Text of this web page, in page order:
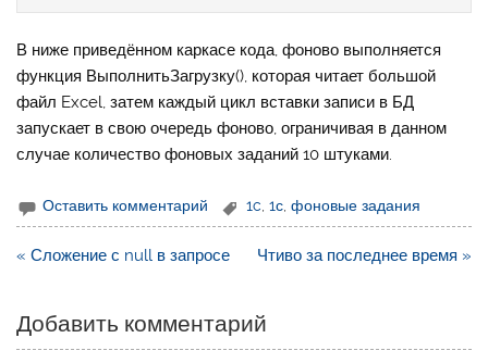
В ниже приведённом каркасе кода, фоново выполняется
функция ВыполнитьЗагрузку(), которая читает большой
файл Excel, затем каждый цикл вставки записи в БД
запускает в свою очередь фоново, ограничивая в данном
случае количество фоновых заданий 10 штуками.
Оставить комментарий 1c ,1с ,фоновые задания
Навигация
« Сложение с null в запросе Чтиво за последнее время »
Добавить комментарий